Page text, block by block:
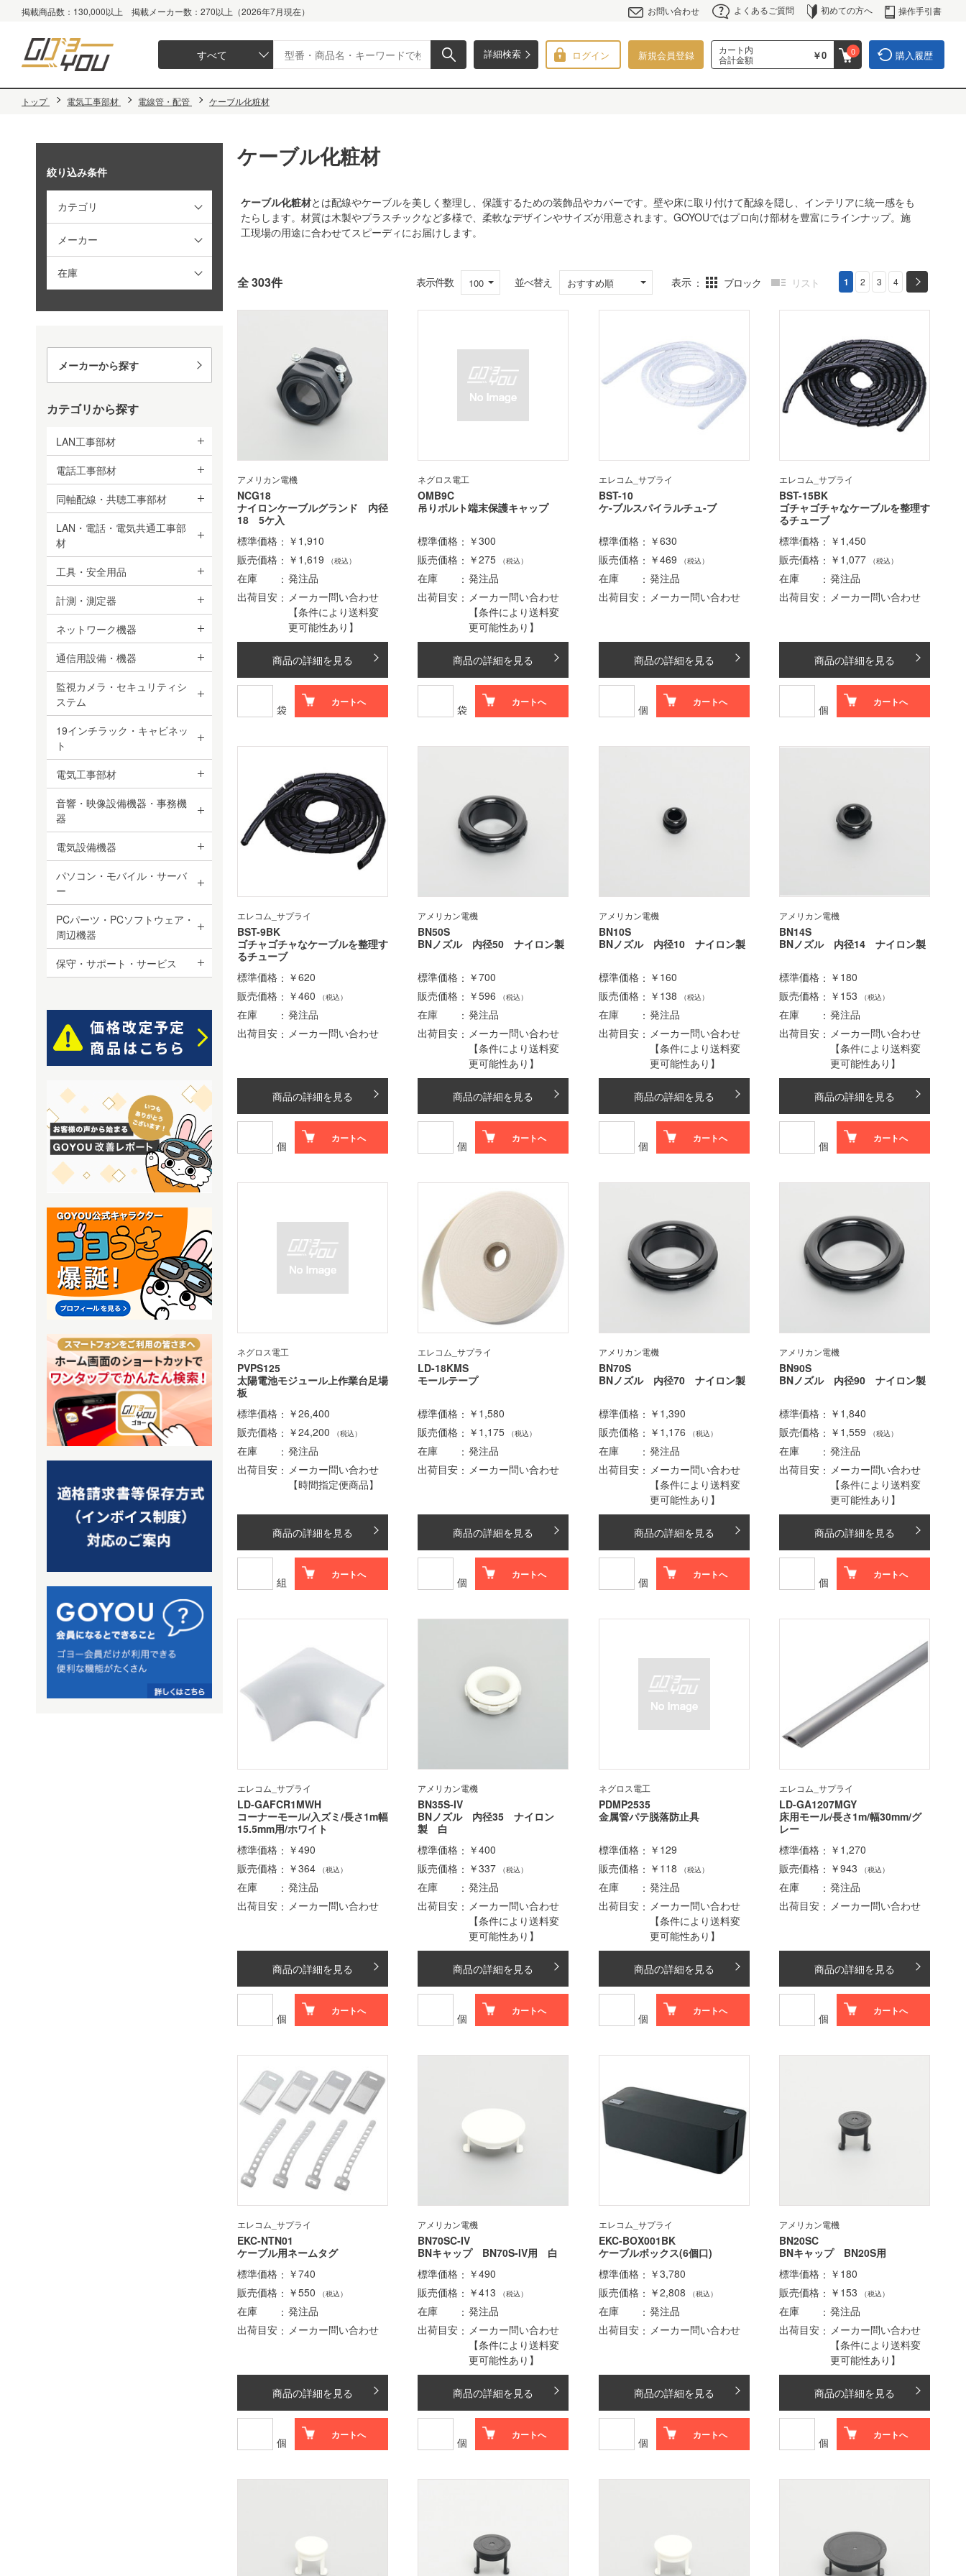
掲載商品数：130,000以上 掲載メーカー数：270以上（2026年7月現在） お問い合わせ よくあるご質問 初めての方へ 操作手引書
詳細検索
すべて ログイン 新規会員登録
カート内
合計金額
￥0 0 購入履歴
トップ 電気工事部材 電線管・配管 ケーブル化粧材
ケーブル化粧材
ケーブル化粧材とは配線やケーブルを美しく整理し、保護するための装飾品やカバーです。壁や床に取り付けて配線を隠し、インテリアに統一感をも
たらします。材質は木製やプラスチックなど多様で、柔軟なデザインやサイズが用意されます。GOYOUではプロ向け部材を豊富にラインナップ。施
工現場の用途に合わせてスピーディにお届けします。
表示件数 100 並べ替え おすすめ順 表示 ブロック リスト
全 303件 1 2 3 4
アメリカン電機
NCG18
ナイロンケーブルグランド 内径
18 5ケ入
標準価格
￥1,910
販売価格
￥1,619 （税込）
在庫
発注品
出荷目安
メーカー問い合わせ
【条件により送料変
更可能性あり】
商品の詳細を見る
袋
カートへ
ネグロス電工
OMB9C
吊りボルト端末保護キャップ
標準価格
￥300
販売価格
￥275 （税込）
在庫
発注品
出荷目安
メーカー問い合わせ
【条件により送料変
更可能性あり】
商品の詳細を見る
袋
カートへ
エレコム_サプライ
BST-10
ケ-ブルスパイラルチュ-ブ
標準価格
￥630
販売価格
￥469 （税込）
在庫
発注品
出荷目安
メーカー問い合わせ
商品の詳細を見る
個
カートへ
エレコム_サプライ
BST-15BK
ゴチャゴチャなケーブルを整理す
るチューブ
標準価格
￥1,450
販売価格
￥1,077 （税込）
在庫
発注品
出荷目安
メーカー問い合わせ
商品の詳細を見る
個
カートへ
エレコム_サプライ
BST-9BK
ゴチャゴチャなケーブルを整理す
るチューブ
標準価格
￥620
販売価格
￥460 （税込）
在庫
発注品
出荷目安
メーカー問い合わせ
商品の詳細を見る
個
カートへ
アメリカン電機
BN50S
BNノズル 内径50 ナイロン製
標準価格
￥700
販売価格
￥596 （税込）
在庫
発注品
出荷目安
メーカー問い合わせ
【条件により送料変
更可能性あり】
商品の詳細を見る
個
カートへ
アメリカン電機
BN10S
BNノズル 内径10 ナイロン製
標準価格
￥160
販売価格
￥138 （税込）
在庫
発注品
出荷目安
メーカー問い合わせ
【条件により送料変
更可能性あり】
商品の詳細を見る
個
カートへ
アメリカン電機
BN14S
BNノズル 内径14 ナイロン製
標準価格
￥180
販売価格
￥153 （税込）
在庫
発注品
出荷目安
メーカー問い合わせ
【条件により送料変
更可能性あり】
商品の詳細を見る
個
カートへ
ネグロス電工
PVPS125
太陽電池モジュール上作業台足場
板
標準価格
￥26,400
販売価格
￥24,200 （税込）
在庫
発注品
出荷目安
メーカー問い合わせ
【時間指定便商品】
商品の詳細を見る
組
カートへ
エレコム_サプライ
LD-18KMS
モールテープ
標準価格
￥1,580
販売価格
￥1,175 （税込）
在庫
発注品
出荷目安
メーカー問い合わせ
商品の詳細を見る
個
カートへ
アメリカン電機
BN70S
BNノズル 内径70 ナイロン製
標準価格
￥1,390
販売価格
￥1,176 （税込）
在庫
発注品
出荷目安
メーカー問い合わせ
【条件により送料変
更可能性あり】
商品の詳細を見る
個
カートへ
アメリカン電機
BN90S
BNノズル 内径90 ナイロン製
標準価格
￥1,840
販売価格
￥1,559 （税込）
在庫
発注品
出荷目安
メーカー問い合わせ
【条件により送料変
更可能性あり】
商品の詳細を見る
個
カートへ
エレコム_サプライ
LD-GAFCR1MWH
コーナーモール/入ズミ/長さ1m幅
15.5mm用/ホワイト
標準価格
￥490
販売価格
￥364 （税込）
在庫
発注品
出荷目安
メーカー問い合わせ
商品の詳細を見る
個
カートへ
アメリカン電機
BN35S-IV
BNノズル 内径35 ナイロン
製 白
標準価格
￥400
販売価格
￥337 （税込）
在庫
発注品
出荷目安
メーカー問い合わせ
【条件により送料変
更可能性あり】
商品の詳細を見る
個
カートへ
ネグロス電工
PDMP2535
金属管パテ脱落防止具
標準価格
￥129
販売価格
￥118 （税込）
在庫
発注品
出荷目安
メーカー問い合わせ
【条件により送料変
更可能性あり】
商品の詳細を見る
個
カートへ
エレコム_サプライ
LD-GA1207MGY
床用モール/長さ1m/幅30mm/グ
レー
標準価格
￥1,270
販売価格
￥943 （税込）
在庫
発注品
出荷目安
メーカー問い合わせ
商品の詳細を見る
個
カートへ
エレコム_サプライ
EKC-NTN01
ケーブル用ネームタグ
標準価格
￥740
販売価格
￥550 （税込）
在庫
発注品
出荷目安
メーカー問い合わせ
商品の詳細を見る
個
カートへ
アメリカン電機
BN70SC-IV
BNキャップ BN70S-IV用 白
標準価格
￥490
販売価格
￥413 （税込）
在庫
発注品
出荷目安
メーカー問い合わせ
【条件により送料変
更可能性あり】
商品の詳細を見る
個
カートへ
エレコム_サプライ
EKC-BOX001BK
ケーブルボックス(6個口)
標準価格
￥3,780
販売価格
￥2,808 （税込）
在庫
発注品
出荷目安
メーカー問い合わせ
商品の詳細を見る
個
カートへ
アメリカン電機
BN20SC
BNキャップ BN20S用
標準価格
￥180
販売価格
￥153 （税込）
在庫
発注品
出荷目安
メーカー問い合わせ
【条件により送料変
更可能性あり】
商品の詳細を見る
個
カートへ
絞り込み条件
カテゴリ
メーカー
在庫
メーカーから探す
カテゴリから探す
LAN工事部材
電話工事部材
同軸配線・共聴工事部材
LAN・電話・電気共通工事部
材
工具・安全用品
計測・測定器
ネットワーク機器
通信用設備・機器
監視カメラ・セキュリティシ
ステム
19インチラック・キャビネッ
ト
電気工事部材
音響・映像設備機器・事務機
器
電気設備機器
パソコン・モバイル・サーバ
ー
PCパーツ・PCソフトウェア・
周辺機器
保守・サポート・サービス